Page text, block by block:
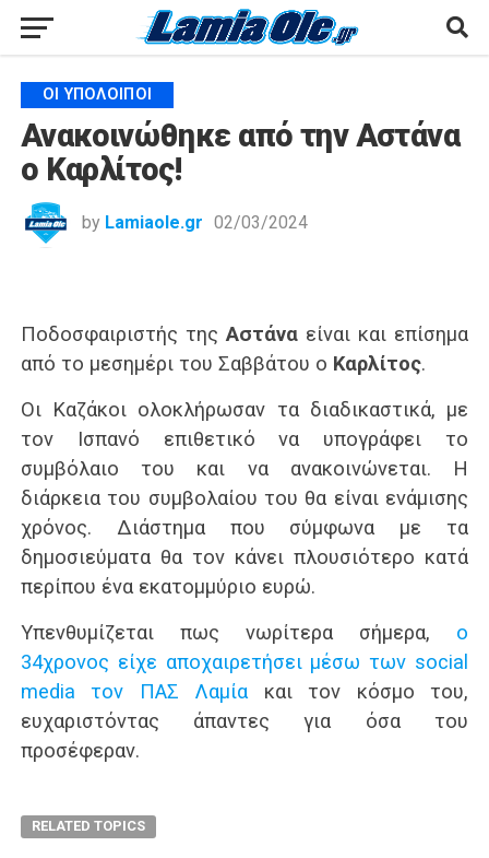
ΟΙ ΥΠΌΛΟΙΠΟΙ
Ανακοινώθηκε από την Αστάνα
ο Καρλίτος!
by Lamiaole.gr 02/03/2024
Ποδοσφαιριστής της Αστάναείναι και επίσημα
από το μεσημέρι του Σαββάτου ο Καρλίτος.
Οι Καζάκοι ολοκλήρωσαν τα διαδικαστικά, με
τον Ισπανό επιθετικό να υπογράφει το
συμβόλαιο του και να ανακοινώνεται. Η
διάρκεια του συμβολαίου του θα είναι ενάμισης
χρόνος. Διάστημα που σύμφωνα με τα
δημοσιεύματα θα τον κάνει πλουσιότερο κατά
περίπου ένα εκατομμύριο ευρώ.
Υπενθυμίζεται πως νωρίτερα σήμερα, ο
34χρονος είχε αποχαιρετήσει μέσω των social
media τον ΠΑΣ Λαμία και τον κόσμο του,
ευχαριστόντας άπαντες για όσα του
προσέφεραν.
RELATED TOPICS